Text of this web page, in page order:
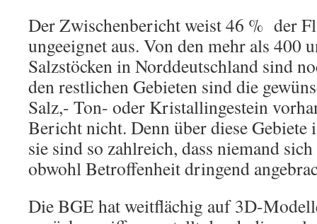
Der Zwischenbericht weist 46 % der
ungeeignet aus. Von den mehr als 400
Salzstöcken in Norddeutschland sind
den restlichen Gebieten sind die
Salz,- Ton- oder Kristallingestein
Bericht nicht. Denn über diese Gebiete
sie sind so zahlreich, dass niemand
obwohl Betroffenheit dringend
Die BGE hat weitflächig auf 3D-